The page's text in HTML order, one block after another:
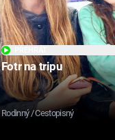
Fotr na tripu
Rodinný / Cestopisný